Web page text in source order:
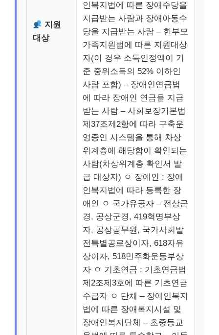
지원
대상
인복지법에 따른 장애수당을
지급받는 사람과 장애아동수
당을 지급받는 사람 – 한부모
가족지원법에 따른 지원대상
자(이 경우 소득인정액이 기
준 중위소득의 52% 이하인
사람 포함) – 장애인연금법
에 따라 장애인 연금을 지급
받는 사람 – 사회보장기본법
제37조제2항에 따라 구축운
영중인 시스템을 통해 차상
위계층에 해당함이 확인되는
사람(차상위계층 확인서 발
급 대상자) ㅇ 장애인 : 장애
인복지법에 따라 등록한 장
애인 ㅇ 국가유공자 – 전상군
경, 공상군경, 419혁명부상
자, 공상공무원, 국가사회발
전특별공로상이자, 618자유
상이자, 518민주화운동부상
자 ㅇ 기초연금 : 기초연금법
제2조제3호에 따른 기초연금
수급자 ㅇ 단체 – 장애인복지
법에 따른 장애복지시설 및
장애인복지단체 – 초중등교